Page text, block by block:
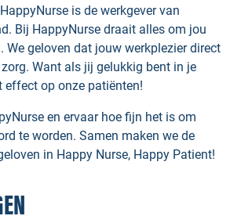
is de werkgever van
Bij HappyNurse draait alles om jou
We geloven dat jouw werkplezier direct
Want als jij gelukkig bent in je
effect op onze patiënten!
en ervaar hoe fijn het is om
te worden. Samen maken we de
in Happy Nurse, Happy Patient!